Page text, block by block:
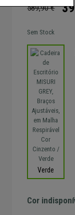
589,90 €
Sem Stock
Verde
Cor